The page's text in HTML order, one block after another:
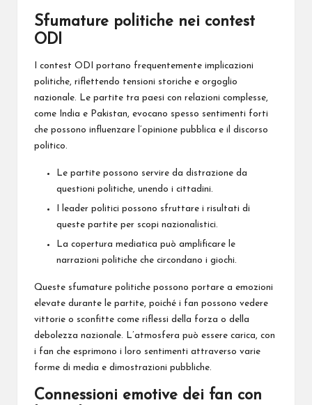
Sfumature politiche nei contest
ODI
I contest ODI portano frequentemente implicazioni
politiche, riflettendo tensioni storiche e orgoglio
nazionale. Le partite tra paesi con relazioni complesse,
come India e Pakistan, evocano spesso sentimenti forti
che possono influenzare l’opinione pubblica e il discorso
politico.
Le partite possono servire da distrazione da
questioni politiche, unendo i cittadini.
I leader politici possono sfruttare i risultati di
queste partite per scopi nazionalistici.
La copertura mediatica può amplificare le
narrazioni politiche che circondano i giochi.
Queste sfumature politiche possono portare a emozioni
elevate durante le partite, poiché i fan possono vedere
vittorie o sconfitte come riflessi della forza o della
debolezza nazionale. L’atmosfera può essere carica, con
i fan che esprimono i loro sentimenti attraverso varie
forme di media e dimostrazioni pubbliche.
Connessioni emotive dei fan con